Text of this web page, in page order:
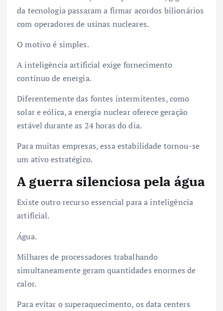
da tecnologia passaram a firmar acordos bilionários
com operadores de usinas nucleares.
O motivo é simples.
A inteligência artificial exige fornecimento
contínuo de energia.
Diferentemente das fontes intermitentes, como
solar e eólica, a energia nuclear oferece geração
estável durante as 24 horas do dia.
Para muitas empresas, essa estabilidade tornou-se
um ativo estratégico.
A guerra silenciosa pela água
Existe outro recurso essencial para a inteligência
artificial.
Água.
Milhares de processadores trabalhando
simultaneamente geram quantidades enormes de
calor.
Para evitar o superaquecimento, os data centers